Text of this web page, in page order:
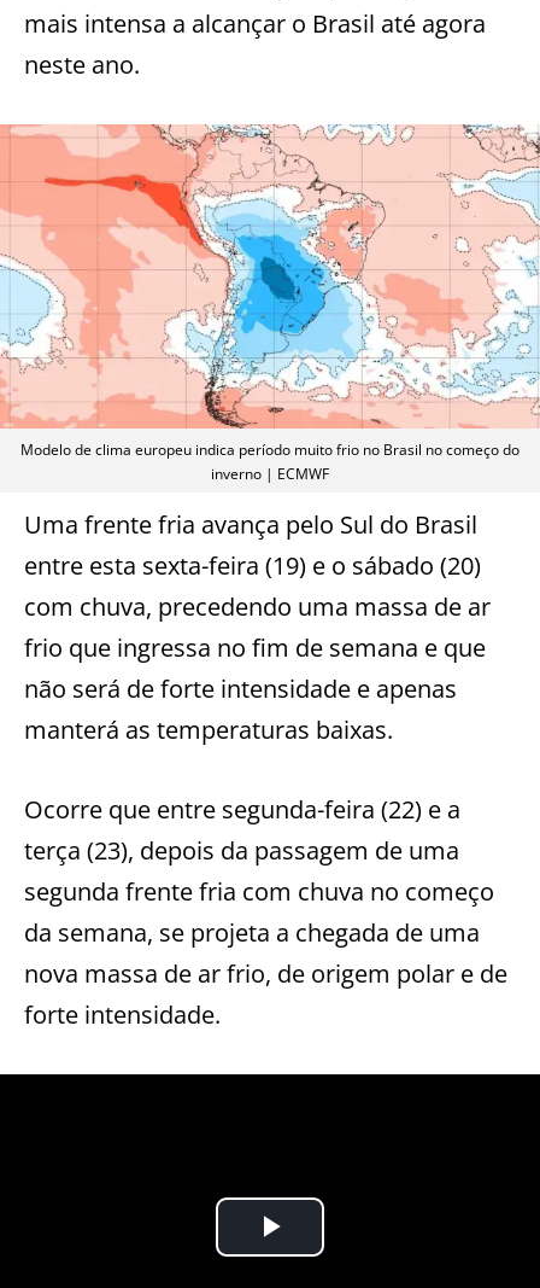
mais intensa a alcançar o Brasil até agora
neste ano.
Modelo de clima europeu indica período muito frio no Brasil no começo do
inverno | ECMWF
Uma frente fria avança pelo Sul do Brasil
entre esta sexta-feira (19) e o sábado (20)
com chuva, precedendo uma massa de ar
frio que ingressa no fim de semana e que
não será de forte intensidade e apenas
manterá as temperaturas baixas.
Ocorre que entre segunda-feira (22) e a
terça (23), depois da passagem de uma
segunda frente fria com chuva no começo
da semana, se projeta a chegada de uma
nova massa de ar frio, de origem polar e de
forte intensidade.